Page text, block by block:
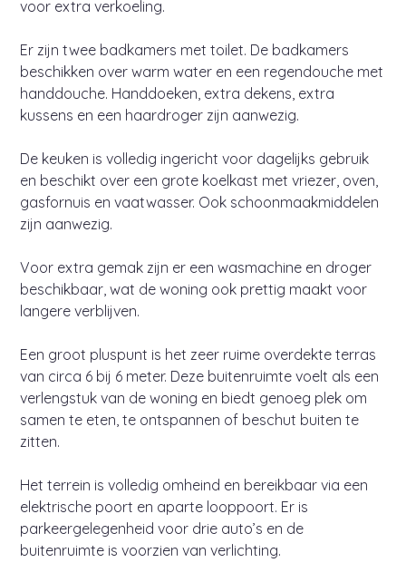
voor extra verkoeling.
Er zijn twee badkamers met toilet. De badkamers
beschikken over warm water en een regendouche met
handdouche. Handdoeken, extra dekens, extra
kussens en een haardroger zijn aanwezig.
De keuken is volledig ingericht voor dagelijks gebruik
en beschikt over een grote koelkast met vriezer, oven,
gasfornuis en vaatwasser. Ook schoonmaakmiddelen
zijn aanwezig.
Voor extra gemak zijn er een wasmachine en droger
beschikbaar, wat de woning ook prettig maakt voor
langere verblijven.
Een groot pluspunt is het zeer ruime overdekte terras
van circa 6 bij 6 meter. Deze buitenruimte voelt als een
verlengstuk van de woning en biedt genoeg plek om
samen te eten, te ontspannen of beschut buiten te
zitten.
Het terrein is volledig omheind en bereikbaar via een
elektrische poort en aparte looppoort. Er is
parkeergelegenheid voor drie auto’s en de
buitenruimte is voorzien van verlichting.